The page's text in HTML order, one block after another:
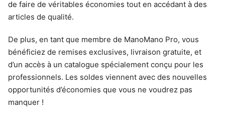
de faire de véritables économies tout en accédant à des
articles de qualité.
De plus, en tant que membre de ManoMano Pro, vous
bénéficiez de remises exclusives, livraison gratuite, et
d’un accès à un catalogue spécialement conçu pour les
professionnels. Les soldes viennent avec des nouvelles
opportunités d’économies que vous ne voudrez pas
manquer !